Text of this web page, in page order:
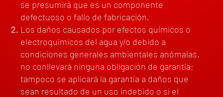
se presumirá que es un componente
defectuoso o fallo de fabricación.
Los daños causados por efectos químicos o
electroquímicos del agua y/o debido a
condiciones generales ambientales anómalas,
no conllevará ninguna obligación de garantía;
tampoco se aplicará la garantía a daños que
sean resultado de un uso indebido o si el